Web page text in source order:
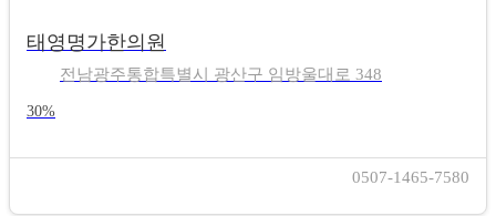
태영명가한의원
전남광주통합특별시 광산구 임방울대로 348
30%
0507-1465-7580